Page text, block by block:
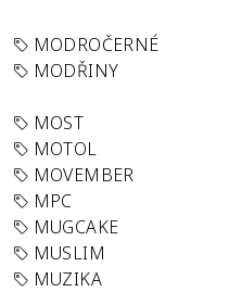
MODROČERNÉ
MODŘINY
MOST
MOTOL
MOVEMBER
MPC
MUGCAKE
MUSLIM
MUZIKA